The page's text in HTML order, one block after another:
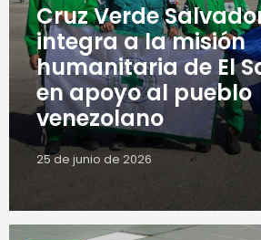
Cruz Verde
integra a la misión
humanitaria de El
en apoyo al pueblo
venezolano
25 de junio de 2026